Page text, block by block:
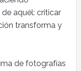
aquél: criticar
transforma y
de fotografías